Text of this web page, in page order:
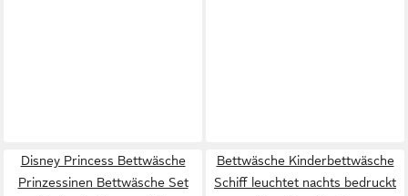
Disney Princess Bettwäsche
Prinzessinen Bettwäsche Set
Bettwäsche Kinderbettwäsche
Schiff leuchtet nachts bedruckt